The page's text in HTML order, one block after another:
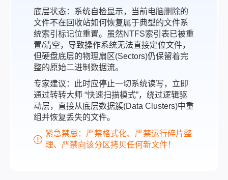
底层状态：系统自检显示，当前电脑删除的
文件不在回收站如何恢复属于典型的文件系
统索引标记位重置。虽然NTFS索引表已被重
置/清空，导致操作系统无法直接定位文件，
但硬盘底层的物理扇区(Sectors)仍保留着完
整的原始二进制数据流。
专家建议：此时应停止一切系统读写，立即
通过转转大师 “快速扫描模式”，绕过逻辑驱
动层，直接从底层数据簇(Data Clusters)中重
组并恢复丢失的文件。
紧急禁忌：严禁格式化、严禁运行碎片整
理、严禁向该分区拷贝任何新文件！